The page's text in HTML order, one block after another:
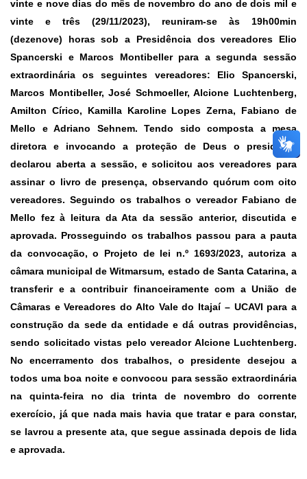
vinte e nove dias do mês de novembro do ano de dois mil e
vinte e três (29/11/2023), reuniram-se às 19h00min
(dezenove) horas sob a Presidência dos vereadores Elio
Spancerski e Marcos Montibeller para a segunda sessão
extraordinária os seguintes vereadores: Elio Spancerski,
Marcos Montibeller, José Schmoeller, Alcione Luchtenberg,
Amilton Círico, Kamilla Karoline Lopes Zerna, Fabiano de
Mello e Adriano Sehnem. Tendo sido composta a mesa
diretora e invocando a proteção de Deus o presidente
declarou aberta a sessão, e solicitou aos vereadores para
assinar o livro de presença, observando quórum com oito
vereadores. Seguindo os trabalhos o vereador Fabiano de
Mello fez à leitura da Ata da sessão anterior, discutida e
aprovada. Prosseguindo os trabalhos passou para a pauta
da convocação, o Projeto de lei n.º 1693/2023,autoriza a
câmara municipal de Witmarsum, estado de Santa Catarina, a
transferir e a contribuir financeiramente com a União de
Câmaras e Vereadores do Alto Vale do Itajaí – UCAVI para a
construção da sede da entidade e dá outras providências,
sendo solicitado vistas pelo vereador Alcione Luchtenberg.
No encerramento dos trabalhos, o presidente desejou a
todos uma boa noite e convocou para sessão extraordinária
na quinta-feira no dia trinta de novembro do corrente
exercício, já que nada mais havia que tratar e para constar,
se lavrou a presente ata, que segue assinada depois de lida
e aprovada.